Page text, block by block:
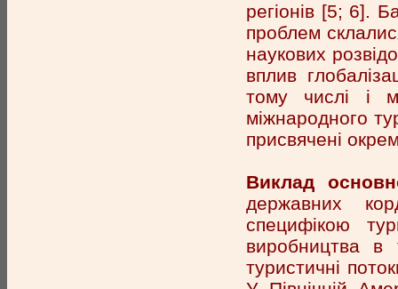
регіонів [5; 6].
проблем
наукових
вплив
тому числі і
міжнародного
присвячені
Виклад
державних
специфікою
виробництва в
туристичні